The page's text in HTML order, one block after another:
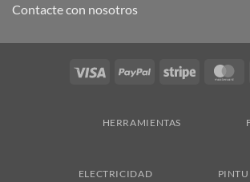
Contacte con nosotros
Visa PayPal Stripe
HERRAMIENTAS
ELECTRICIDAD